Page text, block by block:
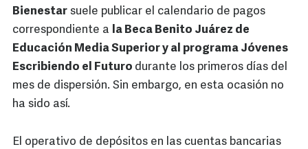
Bienestar suele publicar el calendario de pagos
correspondiente a la Beca Benito Juárez de
Educación Media Superior y al programa Jóvenes
Escribiendo el Futuro durante los primeros días del
mes de dispersión. Sin embargo, en esta ocasión no
ha sido así.
El operativo de depósitos en las cuentas bancarias